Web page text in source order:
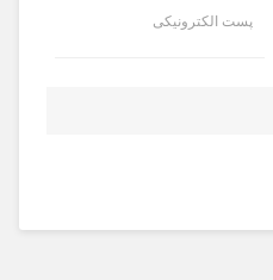
پست الکترونیکی